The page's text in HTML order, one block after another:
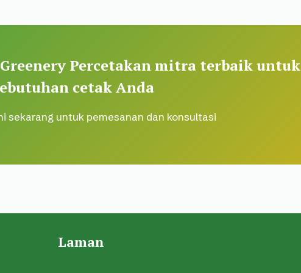
Percetakan mitra terbaik untuk
cetak Anda
sekarang untuk pemesanan dan konsultasi
Laman